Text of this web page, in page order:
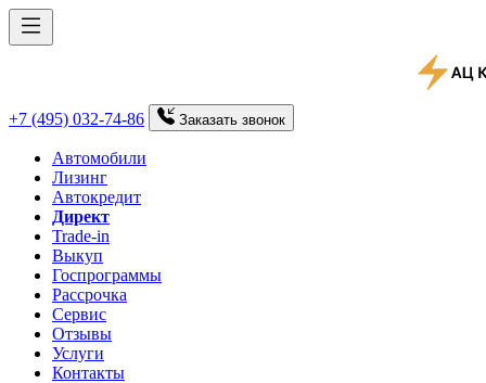
+7 (495) 032-74-86 Заказать звонок
Автомобили
Лизинг
Автокредит
Директ
Trade-in
Выкуп
Госпрограммы
Рассрочка
Сервис
Отзывы
Услуги
Контакты